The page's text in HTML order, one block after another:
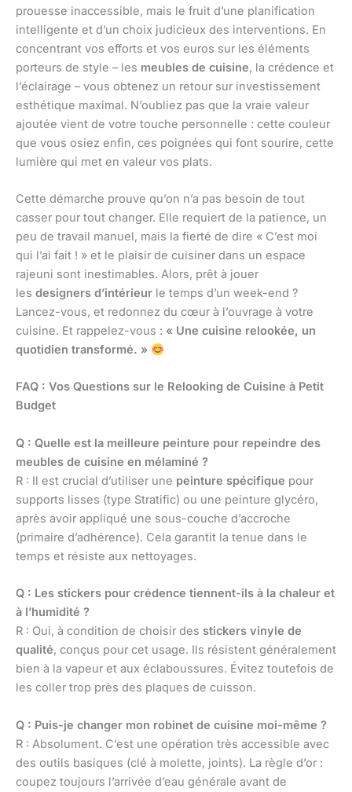
prouesse inaccessible, mais le fruit d’une planification
intelligente et d’un choix judicieux des interventions. En
concentrant vos efforts et vos euros sur les éléments
porteurs de style – les meubles de cuisine, la crédence et
l’éclairage – vous obtenez un retour sur investissement
esthétique maximal. N’oubliez pas que la vraie valeur
ajoutée vient de votre touche personnelle : cette couleur
que vous osiez enfin, ces poignées qui font sourire, cette
lumière qui met en valeur vos plats.
Cette démarche prouve qu’on n’a pas besoin de tout
casser pour tout changer. Elle requiert de la patience, un
peu de travail manuel, mais la fierté de dire « C’est moi
qui l’ai fait ! » et le plaisir de cuisiner dans un espace
rajeuni sont inestimables. Alors, prêt à jouer
les designers d’intérieur le temps d’un week-end ?
Lancez-vous, et redonnez du cœur à l’ouvrage à votre
cuisine. Et rappelez-vous : « Une cuisine relookée, un
quotidien transformé. »
FAQ : Vos Questions sur le Relooking de Cuisine à Petit
Budget
Q : Quelle est la meilleure peinture pour repeindre des
meubles de cuisine en mélaminé ?
R : Il est crucial d’utiliser une peinture spécifique pour
supports lisses (type Stratific) ou une peinture glycéro,
après avoir appliqué une sous-couche d’accroche
(primaire d’adhérence). Cela garantit la tenue dans le
temps et résiste aux nettoyages.
Q : Les stickers pour crédence tiennent-ils à la chaleur et
à l’humidité ?
R : Oui, à condition de choisir des stickers vinyle de
qualité, conçus pour cet usage. Ils résistent généralement
bien à la vapeur et aux éclaboussures. Évitez toutefois de
les coller trop près des plaques de cuisson.
Q : Puis-je changer mon robinet de cuisine moi-même ?
R : Absolument. C’est une opération très accessible avec
des outils basiques (clé à molette, joints). La règle d’or :
coupez toujours l’arrivée d’eau générale avant de